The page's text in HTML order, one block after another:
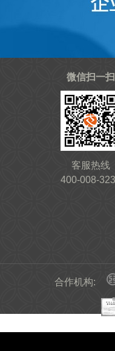
微信扫一扫
客服热线
400-008-
合作机构: